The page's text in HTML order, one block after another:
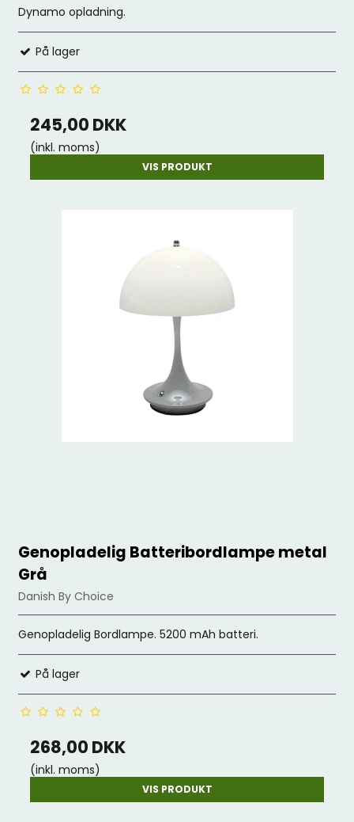
Dynamo opladning.
På lager
245,00 DKK
(inkl. moms)
VIS PRODUKT
Genopladelig Batteribordlampe metal
Grå
Danish By Choice
Genopladelig Bordlampe. 5200 mAh batteri.
På lager
268,00 DKK
(inkl. moms)
VIS PRODUKT